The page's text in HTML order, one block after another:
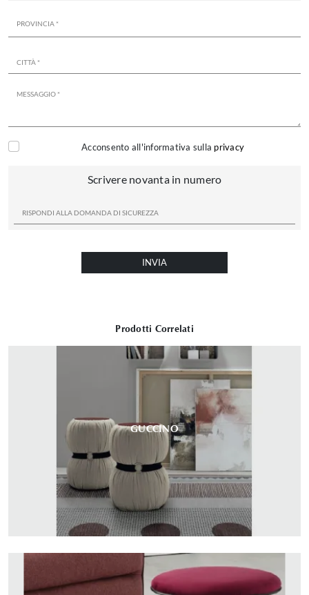
Prodotti Correlati
GUCCINO
Acconsento all'informativa sulla privacy
Scrivere novanta in numero
INVIA